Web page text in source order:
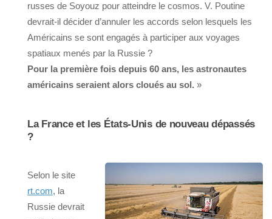
russes de Soyouz pour atteindre le cosmos. V. Poutine
devrait-il décider d’annuler les accords selon lesquels les
Américains se sont engagés à participer aux voyages
spatiaux menés par la Russie ?
Pour la première fois depuis 60 ans, les astronautes
américains seraient alors cloués au sol. »
La France et les États-Unis de nouveau dépassés
?
Selon le site
rt.com, la
Russie devrait